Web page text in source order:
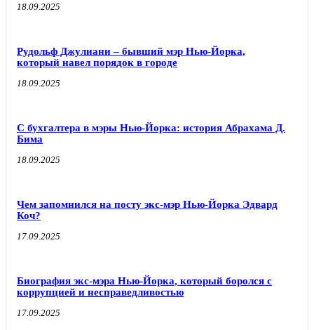
18.09.2025
Рудольф Джулиани – бывший мэр Нью-Йорка,
который навел порядок в городе
18.09.2025
С бухгалтера в мэры Нью-Йорка: история Абрахама Д.
Бима
18.09.2025
Чем запомнился на посту экс-мэр Нью-Йорка Эдвард
Коч?
17.09.2025
Биография экс-мэра Нью-Йорка, который боролся с
коррупцией и несправедливостью
17.09.2025